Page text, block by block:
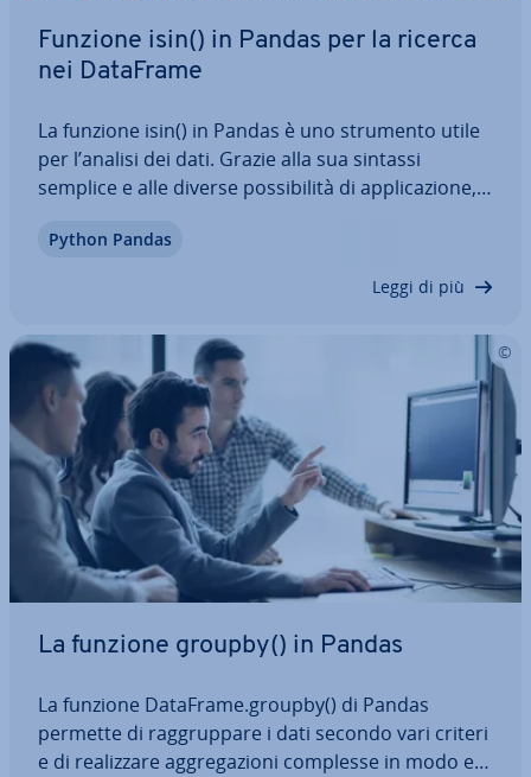
Funzione isin() in Pandas per la ricerca
nei DataFrame
La funzione isin() in Pandas è uno strumento utile
per l’analisi dei dati. Grazie alla sua sintassi
semplice e alle diverse pos­si­bi­li­tà di ap­pli­ca­zio­ne, ti
te se de­ter­mi­na­ti valori sono presenti in un
Python Pandas
Leggi di più
La funzione groupby() in Pandas
La funzione DataFrame.groupby() di Pandas
permette di rag­grup­pa­re i dati secondo vari criteri
e di rea­liz­za­re ag­gre­ga­zio­ni complesse in modo ef­